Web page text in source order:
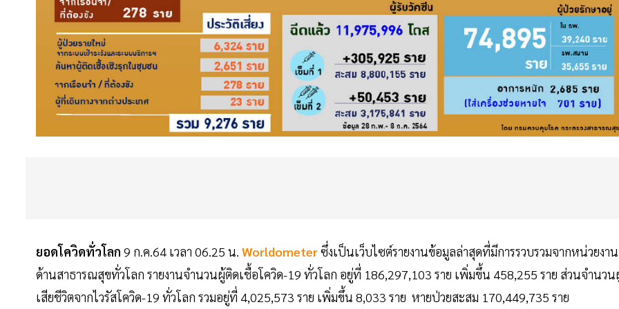
ยอดโควิดทั่วโลก 9 ก.ค.64 เวลา 06.25 น. Worldometerซึ่งเป็นเว็บไซต์รายงานข้อมูลล่าสุดที่มีการรวบรวมจากหน่วยงาน
ด้านสาธารณสุขทั่วโลก รายงานจำนวนผู้ติดเชื้อโควิด-19 ทั่วโลก อยู่ที่ 186,297,103 ราย เพิ่มขึ้น 458,255 ราย ส่วนจำนว
เสียชีวิตจากไวรัสโควิด-19 ทั่วโลก รวมอยู่ที่ 4,025,573 ราย เพิ่มขึ้น 8,033 ราย หายป่วยสะสม 170,449,735 ราย